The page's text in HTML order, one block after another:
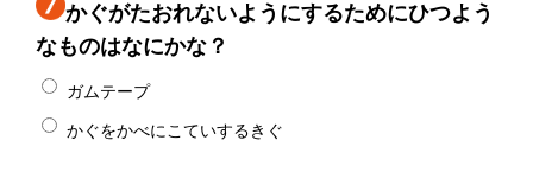
かぐがたおれないようにするためにひつよう
なものはなにかな？
ガムテープ
かぐをかべにこていするきぐ